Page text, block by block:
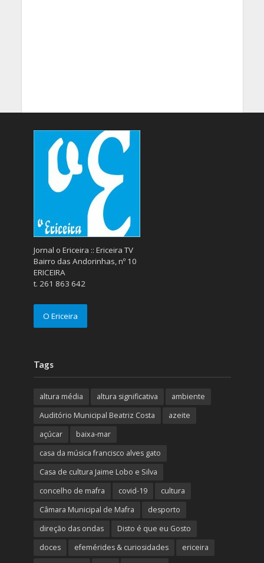
Jornal o Ericeira :: Ericeira TV
Bairro das Andorinhas, nº 10
ERICEIRA
t. 261 863 642
O Ericeira
Tags
altura média altura significativa
ambiente
Auditório Municipal Beatriz Costa
azeite
açúcar
baixa-mar
casa da música francisco alves gato
Casa de cultura Jaime Lobo e Silva
concelho de mafra
covid-19
cultura
Câmara Municipal de Mafra
desporto
direção das ondas
Disto é que eu Gosto
doces
efemérides & curiosidades
ericeira